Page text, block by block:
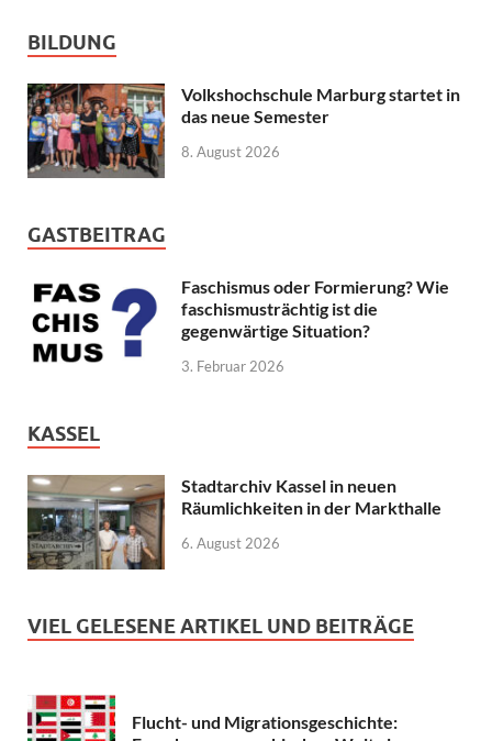
BILDUNG
Volkshochschule Marburg startet in
das neue Semester
8. August 2026
GASTBEITRAG
Faschismus oder Formierung? Wie
faschismusträchtig ist die
gegenwärtige Situation?
3. Februar 2026
KASSEL
Stadtarchiv Kassel in neuen
Räumlichkeiten in der Markthalle
6. August 2026
VIEL GELESENE ARTIKEL UND BEITRÄGE
Flucht- und Migrationsgeschichte: